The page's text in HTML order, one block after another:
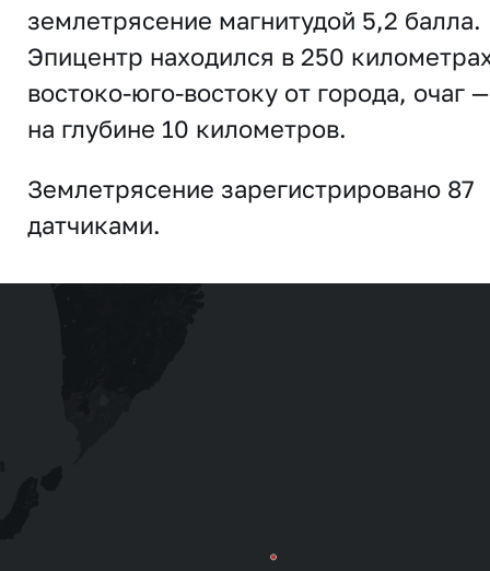
землетрясение магнитудой 5,2 балла.
Эпицентр находился в 250
востоко-юго-востоку от города, очаг —
на глубине 10 километров.
Землетрясение зарегистрировано 87
датчиками.